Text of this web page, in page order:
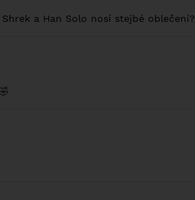
a Han Solo nosí stejbé oblečení?